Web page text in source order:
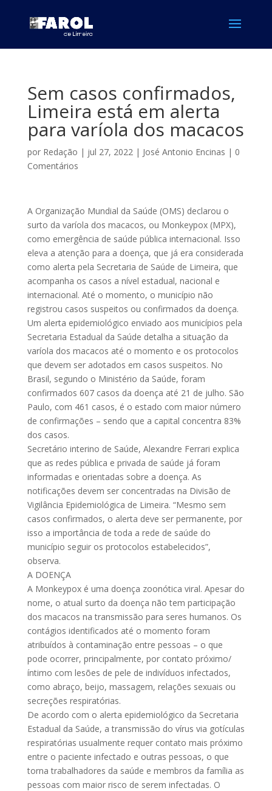
Sem casos confirmados,
Limeira está em alerta
para varíola dos macacos
por Redação | jul 27, 2022| José Antonio Encinas | 0
Comentários
A Organização Mundial da Saúde (OMS) declarou o
surto da varíola dos macacos, ou Monkeypox (MPX),
como emergência de saúde pública internacional. Isso
eleva a atenção para a doença, que já era considerada
como alerta pela Secretaria de Saúde de Limeira, que
acompanha os casos a nível estadual, nacional e
internacional. Até o momento, o município não
registrou casos suspeitos ou confirmados da doença.
Um alerta epidemiológico enviado aos municípios pela
Secretaria Estadual da Saúde detalha a situação da
varíola dos macacos até o momento e os protocolos
que devem ser adotados em casos suspeitos. No
Brasil, segundo o Ministério da Saúde, foram
confirmados 607 casos da doença até 21 de julho. São
Paulo, com 461 casos, é o estado com maior número
de confirmações – sendo que a capital concentra 83%
dos casos.
Secretário interino de Saúde, Alexandre Ferrari explica
que as redes pública e privada de saúde já foram
informadas e orientadas sobre a doença. As
notificações devem ser concentradas na Divisão de
Vigilância Epidemiológica de Limeira. “Mesmo sem
casos confirmados, o alerta deve ser permanente, por
isso a importância de toda a rede de saúde do
município seguir os protocolos estabelecidos”,
observa.
A DOENÇA
A Monkeypox é uma doença zoonótica viral. Apesar do
nome, o atual surto da doença não tem participação
dos macacos na transmissão para seres humanos. Os
contágios identificados até o momento foram
atribuídos à contaminação entre pessoas – o que
pode ocorrer, principalmente, por contato próximo/
íntimo com lesões de pele de indivíduos infectados,
como abraço, beijo, massagem, relações sexuais ou
secreções respiratórias.
De acordo com o alerta epidemiológico da Secretaria
Estadual da Saúde, a transmissão do vírus via gotículas
respiratórias usualmente requer contato mais próximo
entre o paciente infectado e outras pessoas, o que
torna trabalhadores da saúde e membros da família as
pessoas com maior risco de serem infectadas. O